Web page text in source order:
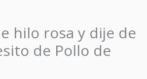
hilo rosa y dije de
de Pollo de